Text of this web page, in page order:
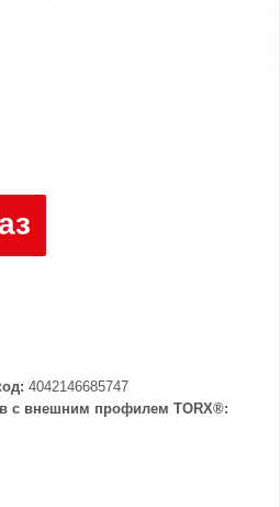
4042146685747
с внешним профилем TORX®: